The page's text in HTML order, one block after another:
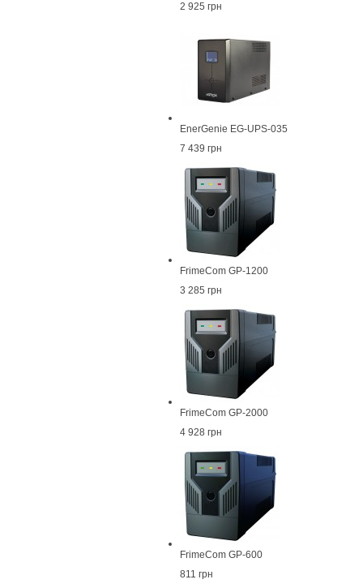
2 925 грн
EnerGenie EG-UPS-035
7 439 грн
FrimeCom GP-1200
3 285 грн
FrimeCom GP-2000
4 928 грн
FrimeCom GP-600
811 грн